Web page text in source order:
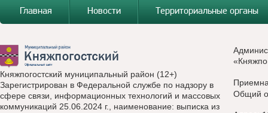
Главная
Новости Территориальные органы
Княжпогостский муниципальный район (12+)
Зарегистрирован в Федеральной службе по надзору в
сфере связи, информационных технологий и массовых
коммуникаций 25.06.2024 г., наименование: выписка из
Общий